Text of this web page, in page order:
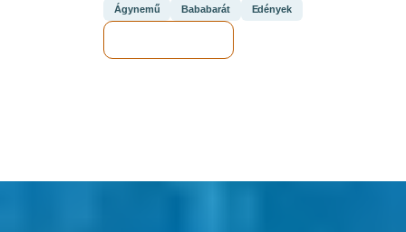
Ágynemű Bababarát Edények